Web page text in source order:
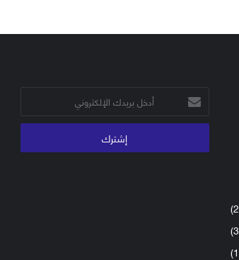
أدخل
بريدك
الإلكتروني